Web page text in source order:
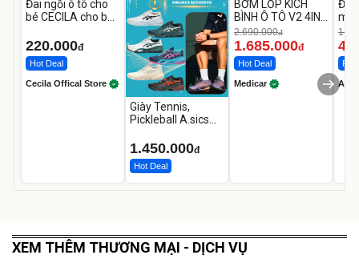
Đai ngồi ô tô cho
bé CECILA cho bé
220.000đ
Hot Deal
Cecila Offical Store
Giày Tennis,
Pickleball A.sics
Các Phối Màu
1.450.000đ
Hot Deal
-37%
BƠM LỐP KÍCH
BÌNH Ô TÔ V2 4IN1
Medicar
12.000mAh
2.690.000đ
1.685.000đ
Hot Deal
Medicar A
XEM THÊM THƯƠNG MẠI - DỊCH VỤ